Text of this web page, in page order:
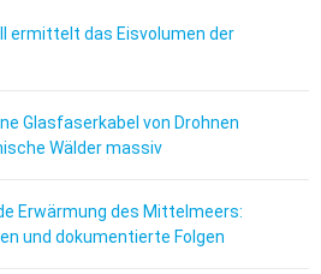
ermittelt das Eisvolumen der
Glasfaserkabel von Drohnen
Wälder massiv
Erwärmung des Mittelmeers:
und dokumentierte Folgen